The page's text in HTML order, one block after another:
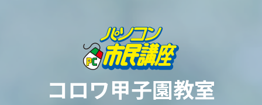
コロワ甲子園教室